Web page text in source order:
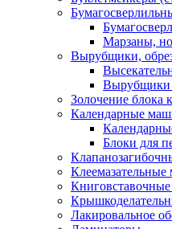
Марзаны,
Вырубщики,
Вырубщики
Золочение блока
Календарные
Блоки для
Лакировальное